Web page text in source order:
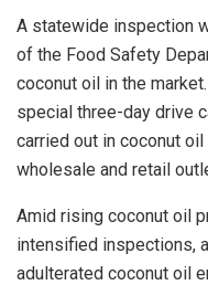
A statewide inspection
of the Food Safety
coconut oil in the
special three-day drive
carried out in coconut
wholesale and retail
Amid rising coconut oil
intensified inspections,
adulterated coconut oil